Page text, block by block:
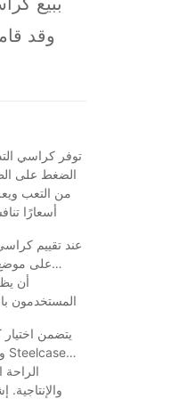
وقد
توفر كراسي
الضغط على
من التعب
أسعارًا
عند تقييم
المستخدمون
يتضمن